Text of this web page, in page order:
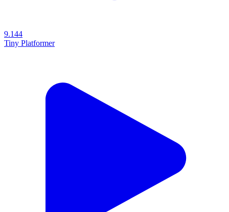
9.144
Tiny Platformer